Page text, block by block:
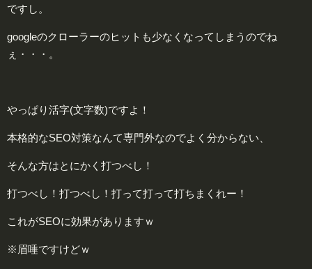
ですし。
googleのクローラーのヒットも少なくなってしまうのでね
ぇ・・・。
やっぱり活字(文字数)ですよ！
本格的なSEO対策なんて専門外なのでよく分からない、
そんな方はとにかく打つべし！
打つべし！打つべし！打って打って打ちまくれー！
これがSEOに効果がありますｗ
※眉唾ですけどｗ